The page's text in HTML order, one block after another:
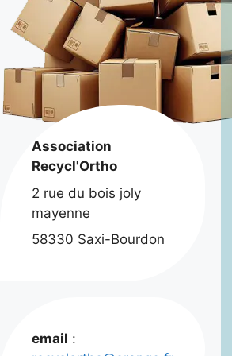
Association
Recycl'Ortho
2 rue du bois joly
mayenne
58330 Saxi-Bourdon
email :